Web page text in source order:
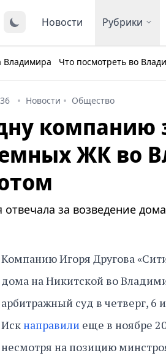
Новости Рубрики
Владимира Что посмотреть во
Новости Общество
компанию
ЖК во
отвечала за возведение
Компанию Игоря Другова
дома на Никитской во
арбитражный суд в четверг, 6
Иск направили еще в ноябре
несмотря на позицию